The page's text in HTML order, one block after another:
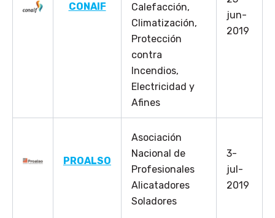
CONAIF
Calefacción,
Climatización,
Protección
contra
Incendios,
Electricidad y
Afines
jun-
2019
PROALSO
Asociación
Nacional de
Profesionales
Alicatadores
Soladores
3-
jul-
2019